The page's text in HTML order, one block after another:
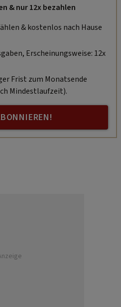
& nur 12x bezahlen
& kostenlos nach Hause
Erscheinungsweise: 12x
Frist zum Monatsende
Mindestlaufzeit).